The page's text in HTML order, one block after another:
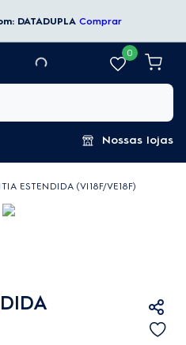
DATADUPLA Comprar
0
Nossas lojas
ESTENDIDA (VI18F/VE18F)